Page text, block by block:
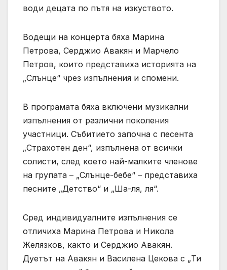
води децата по пътя на изкуството.
Водещи на концерта бяха Марина
Петрова, Серджио Авакян и Марчело
Петров, които представиха историята на
„Слънце“ чрез изпълнения и спомени.
В програмата бяха включени музикални
изпълнения от различни поколения
участници. Събитието започна с песента
„Страхотен ден“, изпълнена от всички
солисти, след което най-малките членове
на групата – „Слънце-бебе“ – представиха
песните „Детство“ и „Ша-ля, ля“.
Сред индивидуалните изпълнения се
отличиха Марина Петрова и Никола
Желязков, както и Серджио Авакян.
Дуетът на Авакян и Василена Цекова с „Ти